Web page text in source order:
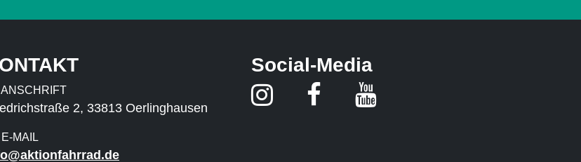
ANSCHRIFT
2, 33813 Oerlinghausen
E-MAIL
Social-Media